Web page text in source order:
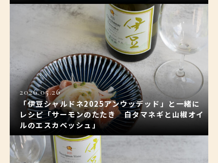
2026.05.26
「伊豆シャルドネ2025アンウッデッド」と一緒に
レシピ「サーモンのたたき 白タマネギと山椒オイ
ルのエスカベッシュ」